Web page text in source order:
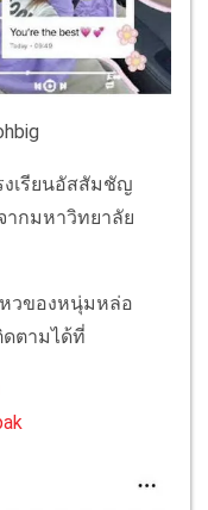
เรียนอัสสัมชัญ
ากมหาวิทยาลัย
วของหนุ่มหล่อ
ตามได้ที่